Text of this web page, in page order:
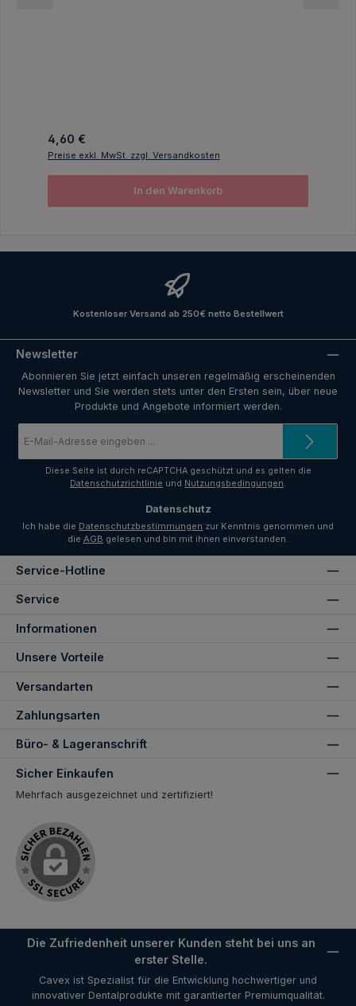
Regulärer Preis:
4,60 €
Preise exkl. MwSt. zzgl. Versandkosten
In den Warenkorb
Kostenloser Versand ab 250€ netto Bestellwert
Newsletter
Abonnieren Sie jetzt einfach unseren regelmäßig erscheinenden
Newsletter und Sie werden stets unter den Ersten sein, über neue
Produkte und Angebote informiert werden.
Mail-
Diese Seite ist durch reCAPTCHA geschützt und es gelten die
Datenschutzrichtlinie und Nutzungsbedingungen.
Datenschutz
Ich habe die Datenschutzbestimmungen zur Kenntnis genommen und
die AGB gelesen und bin mit ihnen einverstanden.
Service-Hotline
Service
Informationen
Unsere Vorteile
Versandarten
Zahlungsarten
Büro- & Lageranschrift
Sicher Einkaufen
Mehrfach ausgezeichnet und zertifiziert!
Die Zufriedenheit unserer Kunden steht bei uns an
erster Stelle.
Cavex ist Spezialist für die Entwicklung hochwertiger und
innovativer Dentalprodukte mit garantierter Premiumqualität.